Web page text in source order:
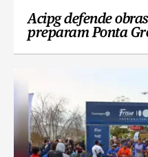
Acipg defende
preparam Ponta